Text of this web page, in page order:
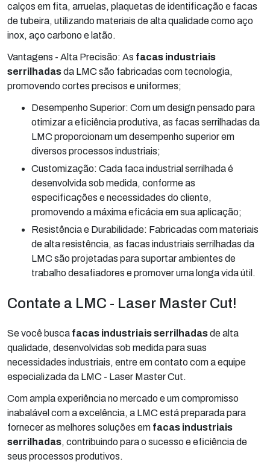
calços em fita, arruelas, plaquetas de identificação e facas
de tubeira, utilizando materiais de alta qualidade como aço
inox, aço carbono e latão.
Vantagens - Alta Precisão: As facas industriais
serrilhadasda LMC são fabricadas com tecnologia,
promovendo cortes precisos e uniformes;
Desempenho Superior: Com um design pensado para
otimizar a eficiência produtiva, as facas serrilhadas da
LMC proporcionam um desempenho superior em
diversos processos industriais;
Customização: Cada faca industrial serrilhada é
desenvolvida sob medida, conforme as
especificações e necessidades do cliente,
promovendo a máxima eficácia em sua aplicação;
Resistência e Durabilidade: Fabricadas com materiais
de alta resistência, as facas industriais serrilhadas da
LMC são projetadas para suportar ambientes de
trabalho desafiadores e promover uma longa vida útil.
Contate a LMC - Laser Master Cut!
Se você busca facas industriais serrilhadasde alta
qualidade, desenvolvidas sob medida para suas
necessidades industriais, entre em contato com a equipe
especializada da LMC - Laser Master Cut.
Com ampla experiência no mercado e um compromisso
inabalável com a excelência, a LMC está preparada para
fornecer as melhores soluções em facas industriais
serrilhadas, contribuindo para o sucesso e eficiência de
seus processos produtivos.